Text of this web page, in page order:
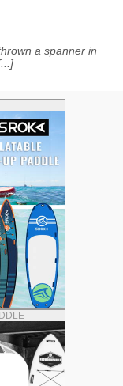
a spanner in